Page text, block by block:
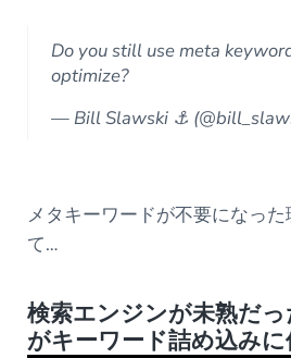
Do you still use meta
optimize?
— Bill Slawski ⚓
メタキーワードが不要になっ
て…
検索エンジンが未熟だ
がキーワード詰め込み